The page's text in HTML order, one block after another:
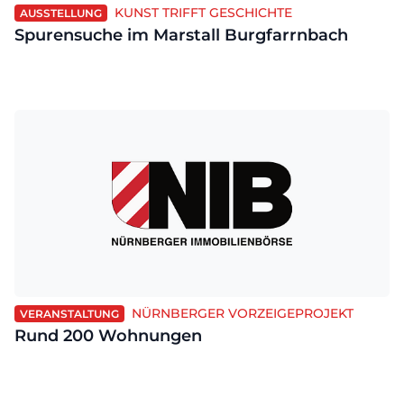
AUSSTELLUNG KUNST TRIFFT GESCHICHTE
Spurensuche im Marstall Burgfarrnbach
VERANSTALTUNG NÜRNBERGER VORZEIGEPROJEKT
Rund 200 Wohnungen